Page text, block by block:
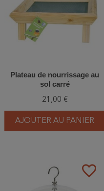
Plateau de nourrissage au
sol carré
21,00 €
AJOUTER AU PANIER
favorite_border